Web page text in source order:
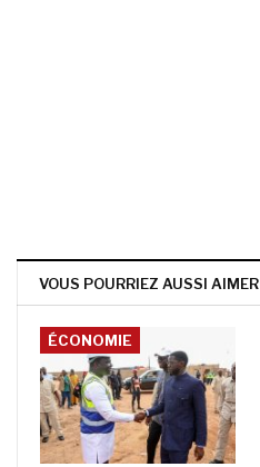
VOUS POURRIEZ AUSSI AIMER
ÉCONOMIE